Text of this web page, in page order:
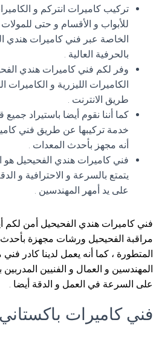
تركيب كاميرات انتركم و
للأبواب و الأقسام و حتى
الخاصة عبر فني كاميرات هندي
بالحرفية العالية .
وفر لكم فني كاميرات هندي
الكاميرات الليزرية و الكاميرات
طريق الانترنت .
كما أننا نقوم أيضا باستيراد جميع
خدمة تركيبها عن طريق فني
أنه مجهز بأحدث المعدات .
فني كاميرات هندي الفحيحيل
يتمتع بالسرعة و الاحترافية و
على يد أمهر المهندسين .
فني كاميرات هندي الفحيحيل أمن
مراقبة الفحيحيل ورشات مجهزة بأحدث
المتطورة ، كما أنه يعمل لدينا كادر
المهندسين و العمال و الفنيين
على السرعة في العمل و الدقة أيضا .
فني كاميرات